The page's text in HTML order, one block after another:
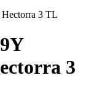
3 TL
3